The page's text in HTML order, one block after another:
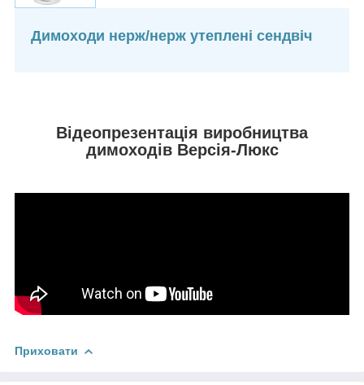
Димоходи нерж/нерж утеплені сендвіч
Відеопрезентація виробництва
димоходів Версія-Люкс
Приховати